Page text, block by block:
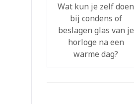
Wat kun je zelf doen
bij condens of
beslagen glas van je
horloge na een
warme dag?